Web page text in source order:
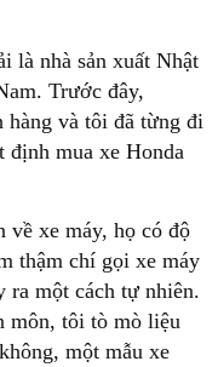
là nhà sản xuất Nhật
Trước đây,
hàng và tôi đã từng đi
định mua xe Honda
về xe máy, họ có độ
thậm chí gọi xe máy
ra một cách tự nhiên.
môn, tôi tò mò liệu
một mẫu xe